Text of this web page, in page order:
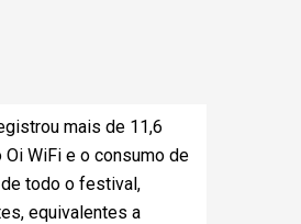
mais de 11,6
WiFi e o consumo de
todo o festival,
equivalentes a